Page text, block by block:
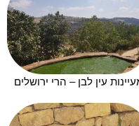
עין לבן – הרי ירושלים